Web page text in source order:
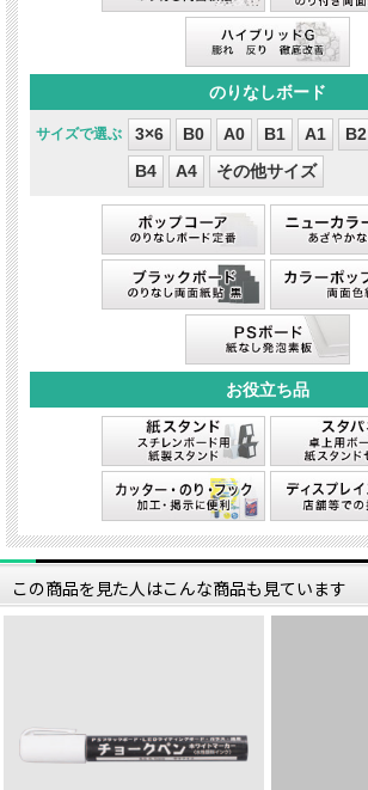
3×6 B0 A0 B1 A1 B2
B4
A4 その他サイズ
この商品を見た人はこんな商品も見ています